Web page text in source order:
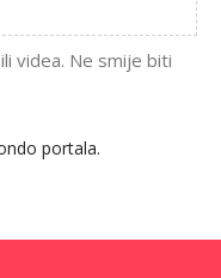
videa. Ne smije biti
portala.